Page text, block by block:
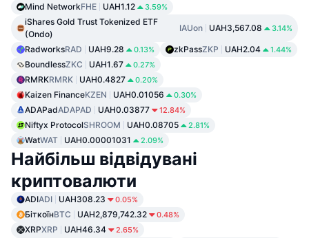
Mind NetworkFHE UAH1.12 3.59%
iShares Gold Trust Tokenized ETF
(Ondo)
IAUon UAH3,567.08 3.14%
RadworksRAD UAH9.28 0.13% zkPassZKP UAH2.04 1.44%
BoundlessZKC UAH1.67 0.27%
RMRKRMRK UAH0.4827 0.20%
Kaizen FinanceKZEN UAH0.01056 0.30%
ADAPadADAPAD UAH0.03877 12.84%
Niftyx ProtocolSHROOM UAH0.08705 2.81%
WatWAT UAH0.00001031 2.09%
Найбільш відвідувані
криптовалюти
ADIADI UAH308.23 0.05%
БіткоїнBTC UAH2,879,742.32 0.48%
XRPXRP UAH46.34 2.65%